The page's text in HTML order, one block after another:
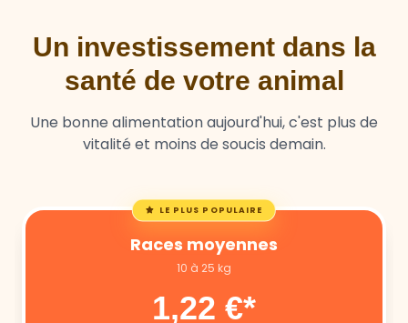
Un investissement dans la
santé de votre animal
Une bonne alimentation aujourd'hui, c'est plus de
vitalité et moins de soucis demain.
LE PLUS POPULAIRE
Races moyennes
10 à 25 kg
1,22 €*